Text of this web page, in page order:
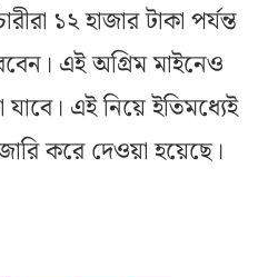
১২ হাজার টাকা পর্যন্ত
এই অগ্রিম মাইনেও
এই নিয়ে ইতিমধ্যেই
করে দেওয়া হয়েছে।